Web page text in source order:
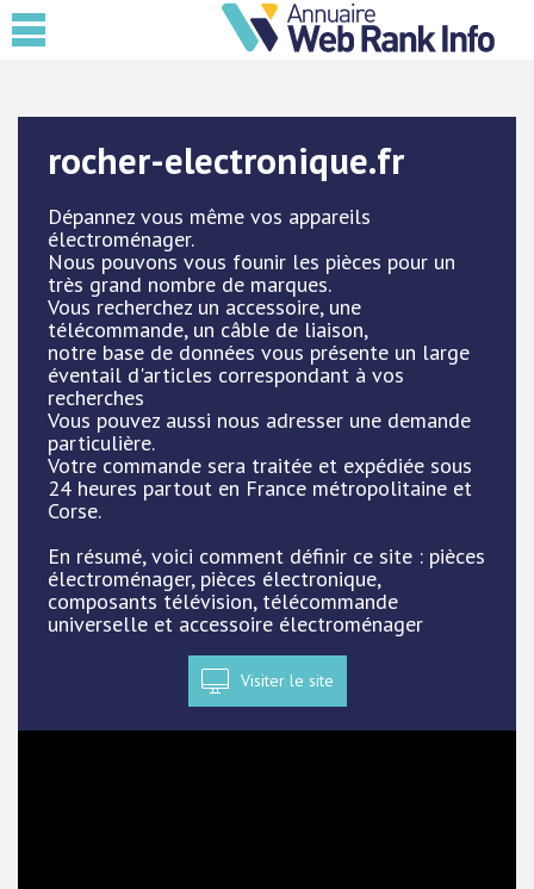
rocher-electronique.fr
Dépannez vous même vos appareils
électroménager.
Nous pouvons vous founir les pièces pour un
très grand nombre de marques.
Vous recherchez un accessoire, une
télécommande, un câble de liaison,
notre base de données vous présente un large
éventail d'articles correspondant à vos
recherches
Vous pouvez aussi nous adresser une demande
particulière.
Votre commande sera traitée et expédiée sous
24 heures partout en France métropolitaine et
Corse.
En résumé, voici comment définir ce site : pièces
électroménager, pièces électronique,
composants télévision, télécommande
universelle et accessoire électroménager
Visiter le site